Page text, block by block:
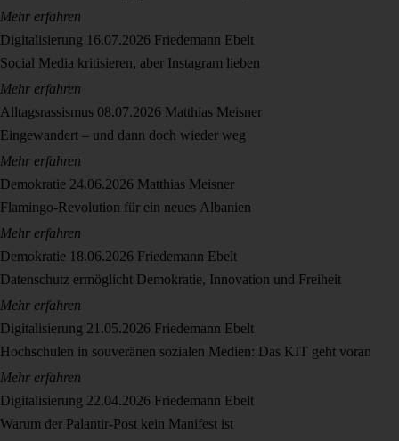
Mehr erfahren
Digitalisierung 16.07.2026 Friedemann Ebelt
Social Media kritisieren, aber Instagram lieben
Mehr erfahren
Alltagsrassismus 08.07.2026 Matthias Meisner
Eingewandert – und dann doch wieder weg
Mehr erfahren
Demokratie 24.06.2026 Matthias Meisner
Flamingo-Revolution für ein neues Albanien
Mehr erfahren
Demokratie 18.06.2026 Friedemann Ebelt
Datenschutz ermöglicht Demokratie, Innovation und Freiheit
Mehr erfahren
Digitalisierung 21.05.2026 Friedemann Ebelt
Hochschulen in souveränen sozialen Medien: Das KIT geht voran
Mehr erfahren
Digitalisierung 22.04.2026 Friedemann Ebelt
Warum der Palantir-Post kein Manifest ist